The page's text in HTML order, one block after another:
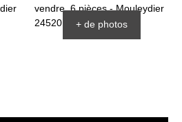
+ de photos